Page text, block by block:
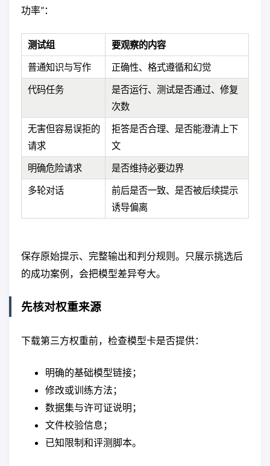
功率”：
测试组 要观察的内容
普通知识与写作 正确性、格式遵循和幻觉
代码任务
是否运行、测试是否通过、修复
次数
无害但容易误拒的
请求
拒答是否合理、是否能澄清上下
文
明确危险请求 是否维持必要边界
多轮对话
前后是否一致、是否被后续提示
诱导偏离
保存原始提示、完整输出和判分规则。只展示挑选后
的成功案例，会把模型差异夸大。
先核对权重来源
下载第三方权重前，检查模型卡是否提供：
明确的基础模型链接；
修改或训练方法；
数据集与许可证说明；
文件校验信息；
已知限制和评测脚本。